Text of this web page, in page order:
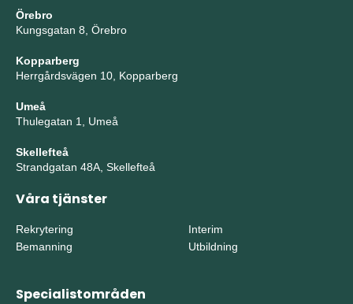
Örebro
Kungsgatan 8, Örebro
Kopparberg
Herrgårdsvägen 10, Kopparberg
Umeå
Thulegatan 1, Umeå
Skellefteå
Strandgatan 48A, Skellefteå
Våra tjänster
Rekrytering
Bemanning
Interim
Utbildning
Specialistområden